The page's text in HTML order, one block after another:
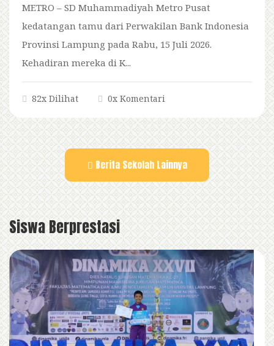
METRO – SD Muhammadiyah Metro Pusat
kedatangan tamu dari Perwakilan Bank Indonesia
Provinsi Lampung pada Rabu, 15 Juli 2026.
Kehadiran mereka di K...
82x Dilihat 0x Komentari
Berita Sekolah Lainnya
Siswa Berprestasi